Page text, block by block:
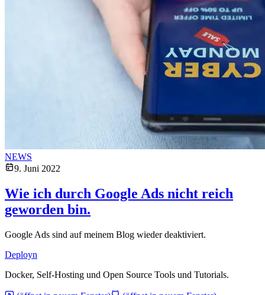
NEWS
9. Juni 2022
Wie ich durch Google Ads nicht reich
geworden bin.
Google Ads sind auf meinem Blog wieder deaktiviert.
Deployn
Docker, Self-Hosting und Open Source Tools und Tutorials.